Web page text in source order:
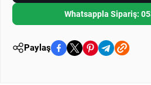
Whatsappla Sipariş:
Paylaş